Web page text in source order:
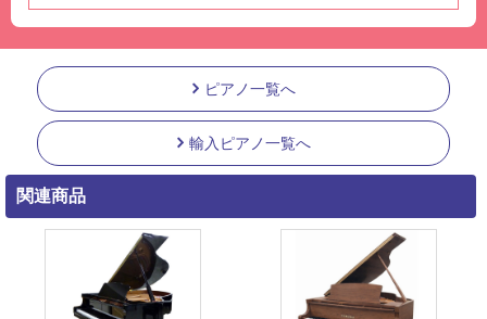
ピアノ一覧へ
輸入ピアノ一覧へ
関連商品